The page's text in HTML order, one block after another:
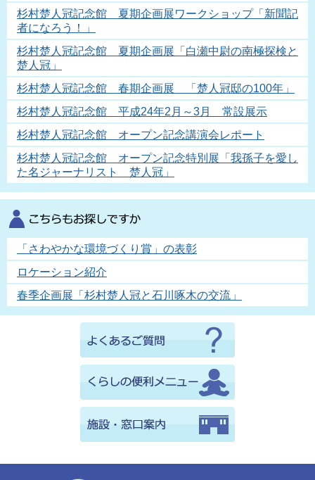
杉村楚人冠記念館 夏期企画展ワークショップ「新聞記
者になろう！」
杉村楚人冠記念館 夏期企画展「白瀬中尉の南極探検と
楚人冠」
杉村楚人冠記念館 春期企画展 「楚人冠邸の100年」
杉村楚人冠記念館 平成24年2月～3月 常設展示
杉村楚人冠記念館 オープン記念講演会レポート
杉村楚人冠記念館 オープン記念特別展「我孫子を愛し
た名ジャーナリスト 楚人冠」
「さわやかな環境づくり賞」の表彰
ロケーション紹介
春季企画展「杉村楚人冠と石川啄木の交流」